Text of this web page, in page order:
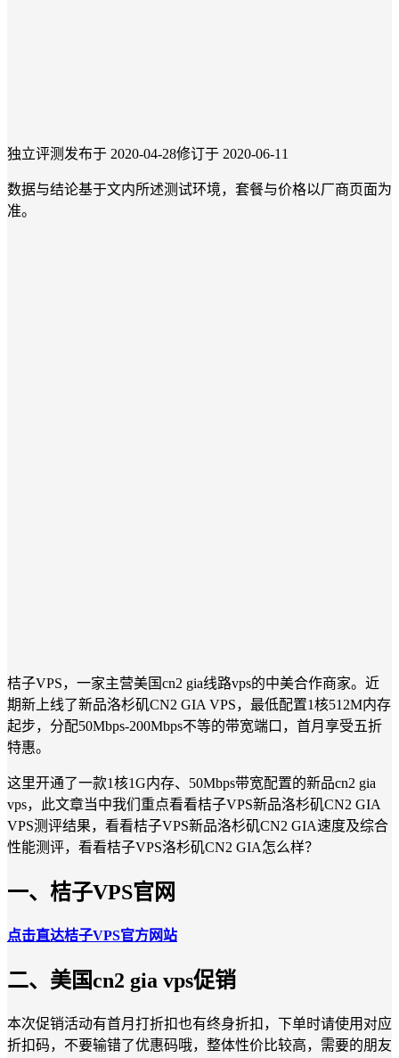
独立评测 发布于 2020-04-28修订于 2020-06-11
数据与结论基于文内所述测试环境，套餐与价格以厂商页面为
准。
桔子VPS，一家主营美国cn2 gia线路vps的中美合作商家。近
期新上线了新品洛杉矶CN2 GIA VPS，最低配置1核512M内存
起步，分配50Mbps-200Mbps不等的带宽端口，首月享受五折
特惠。
这里开通了一款1核1G内存、50Mbps带宽配置的新品cn2 gia
vps，此文章当中我们重点看看桔子VPS新品洛杉矶CN2 GIA
VPS测评结果，看看桔子VPS新品洛杉矶CN2 GIA速度及综合
性能测评，看看桔子VPS洛杉矶CN2 GIA怎么样？
一、桔子VPS官网
点击直达桔子VPS官方网站
二、美国cn2 gia vps促销
本次促销活动有首月打折扣也有终身折扣，下单时请使用对应
折扣码，不要输错了优惠码哦，整体性价比较高，需要的朋友